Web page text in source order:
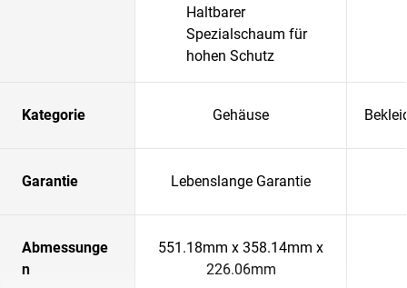
Haltbarer
Spezialschaum für
hohen Schutz
Kategorie Gehäuse
Garantie Lebenslange Garantie
Abmessunge
n
551.18mm x 358.14mm x
226.06mm